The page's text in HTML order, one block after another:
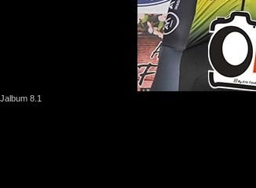
Jalbum 8.1